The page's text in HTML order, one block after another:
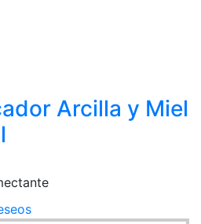
Arcilla y Miel